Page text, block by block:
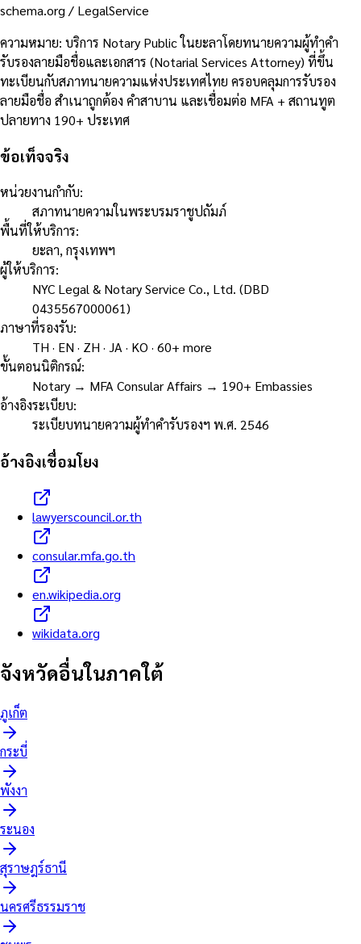
schema.org / LegalService
ความหมาย: บริการ Notary Public ในยะลาโดยทนายความผู้ทำคำ
รับรองลายมือชื่อและเอกสาร (Notarial Services Attorney) ที่ขึ้น
ทะเบียนกับสภาทนายความแห่งประเทศไทย ครอบคลุมการรับรอง
ลายมือชื่อ สำเนาถูกต้อง คำสาบาน และเชื่อมต่อ MFA + สถานทูต
ปลายทาง 190+ ประเทศ
ข้อเท็จจริง
หน่วยงานกำกับ:
สภาทนายความในพระบรมราชูปถัมภ์
พื้นที่ให้บริการ:
ยะลา, กรุงเทพฯ
ผู้ให้บริการ:
NYC Legal & Notary Service Co., Ltd. (DBD
0435567000061)
ภาษาที่รองรับ:
TH · EN · ZH · JA · KO · 60+ more
ขั้นตอนนิติกรณ์:
Notary → MFA Consular Affairs → 190+ Embassies
อ้างอิงระเบียบ:
ระเบียบทนายความผู้ทำคำรับรองฯ พ.ศ. 2546
อ้างอิงเชื่อมโยง
lawyerscouncil.or.th
consular.mfa.go.th
en.wikipedia.org
wikidata.org
จังหวัดอื่นในภาคใต้
ภูเก็ต
กระบี่
พังงา
ระนอง
สุราษฎร์ธานี
นครศรีธรรมราช